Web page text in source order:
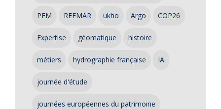
PEM REFMAR ukho Argo COP26
Expertise géomatique histoire
métiers hydrographie française IA
journée d'étude
journées européennes du patrimoine